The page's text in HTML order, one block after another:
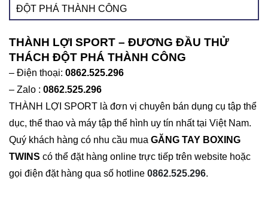
ĐỘT PHÁ THÀNH CÔNG
THÀNH LỢI SPORT – ĐƯƠNG ĐẦU THỬ
THÁCH ĐỘT PHÁ THÀNH CÔNG
– Điện thoại: 0862.525.296
– Zalo : 0862.525.296
THÀNH LỢI SPORT là đơn vị chuyên bán dụng cụ tập thể
dục, thể thao và máy tập thể hình uy tín nhất tại Việt Nam.
Quý khách hàng có nhu cầu mua GĂNG TAY BOXING
TWINS có thể đặt hàng online trực tiếp trên website hoặc
gọi điện đặt hàng qua số hotline 0862.525.296.